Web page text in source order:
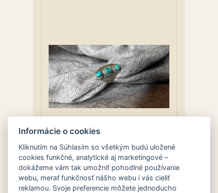
Prsteň
Informácie o cookies
Kliknutím na Súhlasím so všetkým budú uložené
cookies funkčné, analytické aj marketingové –
dokážeme vám tak umožniť pohodlné používanie
webu, merať funkčnosť nášho webu i vás cieliť
reklamou. Svoje preferencie môžete jednoducho